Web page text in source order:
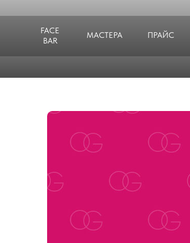
FACE
BAR
МАСТЕРА ПРАЙС